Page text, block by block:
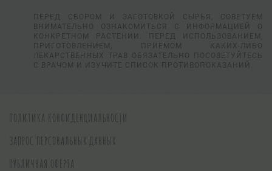
ПЕРЕД СБОРОМ И ЗАГОТОВКОЙ СЫРЬЯ, СОВЕТУЕМ
ВНИМАТЕЛЬНО ОЗНАКОМИТЬСЯ С ИНФОРМАЦИЕЙ О
КОНКРЕТНОМ РАСТЕНИИ. ПЕРЕД ИСПОЛЬЗОВАНИЕМ,
ПРИГОТОВЛЕНИЕМ, ПРИЕМОМ КАКИХ-ЛИБО
ЛЕКАРСТВЕННЫХ ТРАВ ОБЯЗАТЕЛЬНО ПОСОВЕТУЙТЕСЬ
С ВРАЧОМ И ИЗУЧИТЕ СПИСОК ПРОТИВОПОКАЗАНИЙ.
ПОЛИТИКА КОНФИДЕНЦИАЛЬНОСТИ
ЗАПРОС ПЕРСОНАЛЬНЫХ ДАННЫХ
ПУБЛИЧНАЯ ОФЕРТА